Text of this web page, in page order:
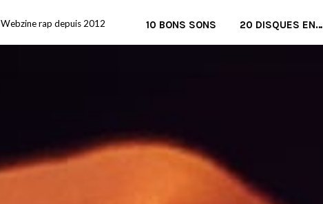
Webzine rap depuis 2012 10 BONS SONS 20 DISQUES EN…